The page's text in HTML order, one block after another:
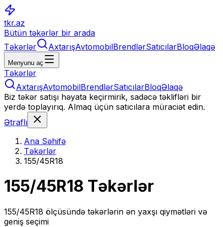
tkr.az
Bütün təkərlər bir arada
Təkərlər
AxtarışAvtomobilBrendlərSatıcılarBloqƏlaqə
Menyunu aç
Təkərlər
AxtarışAvtomobilBrendlərSatıcılarBloqƏlaqə
Biz təkər satışı həyata keçirmirik, sadəcə təklifləri bir
yerdə toplayırıq. Almaq üçün satıcılara müraciət edin.
Ətraflı
Ana Səhifə
Təkərlər
155/45R18
155/45R18 Təkərlər
155/45R18 ölçüsündə təkərlərin ən yaxşı qiymətləri və
geniş seçimi